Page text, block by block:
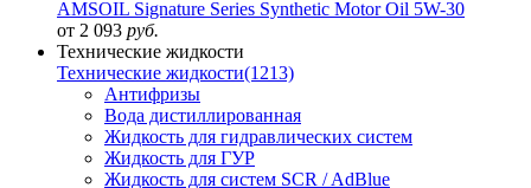
AMSOIL Signature Series Synthetic Motor Oil 5W-30
от 2 093 руб.
Технические жидкости
Технические жидкости(1213)
Антифризы
Вода дистиллированная
Жидкость для гидравлических систем
Жидкость для ГУР
Жидкость для систем SCR / AdBlue